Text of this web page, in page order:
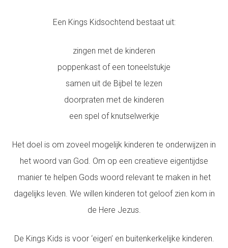
Een Kings Kidsochtend bestaat uit:
zingen met de kinderen
poppenkast of een toneelstukje
samen uit de Bijbel te lezen
doorpraten met de kinderen
een spel of knutselwerkje
Het doel is om zoveel mogelijk kinderen te onderwijzen in
het woord van God. Om op een creatieve eigentijdse
manier te helpen Gods woord relevant te maken in het
dagelijks leven. We willen kinderen tot geloof zien kom in
de Here Jezus.
De Kings Kids is voor ‘eigen’ en buitenkerkelijke kinderen.